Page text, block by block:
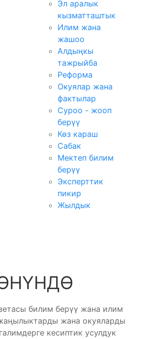
Эл аралык
кызматташтык
Илим жана
жашоо
Алдыңкы
тажрыйба
Реформа
Окуялар жана
фактылар
Суроо - жооп
берүү
Көз караш
Сабак
Мектеп билим
берүү
Эксперттик
пикир
Жылдык
билим берүү жана илим
жана окуяларды
кесиптик усулдук